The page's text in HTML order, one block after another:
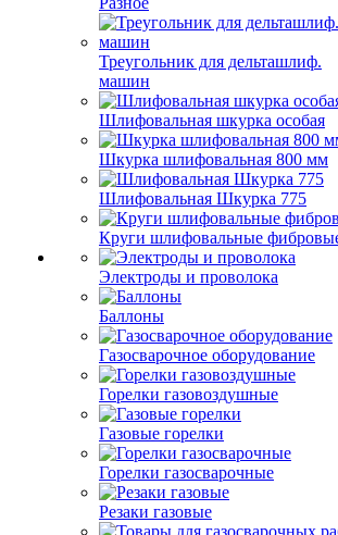
Треугольник для дельташлиф.
машин
Шлифовальная шкурка особая
Шкурка шлифовальная 800 мм
Шлифовальная Шкурка 775
Круги шлифовальные
Электроды и проволока
Баллоны
Газосварочное оборудование
Горелки газовоздушные
Газовые горелки
Горелки газосварочные
Резаки газовые